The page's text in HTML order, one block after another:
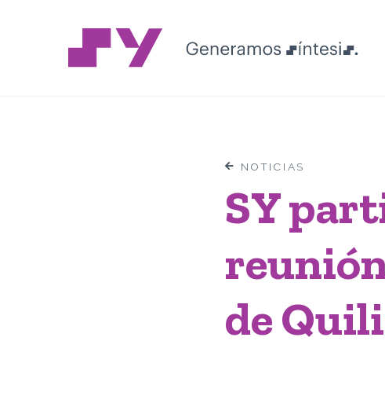
NOTICIAS
SY
de